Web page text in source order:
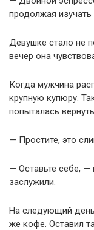
продолжая изучать
Девушке стало не
вечер она
Когда мужчина
крупную купюру.
попыталась
— Простите, это
— Оставьте себе,
заслужили.
На следующий
же кофе. Оставил